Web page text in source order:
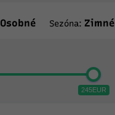
Osobné Sezóna: Zimné
245EUR